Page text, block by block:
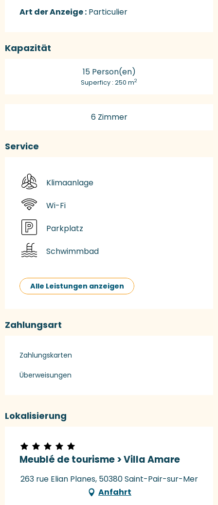
Art der Anzeige : Particulier
Kapazität
15 Person(en)
Superficy : 250 m2
6 Zimmer
Service
Klimaanlage
Wi-Fi
Parkplatz
Schwimmbad
Alle Leistungen anzeigen
Zahlungsart
Zahlungskarten
Überweisungen
Lokalisierung
Meublé de tourisme > Villa Amare
263 rue Elian Planes, 50380 Saint-Pair-sur-Mer
Anfahrt